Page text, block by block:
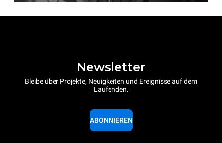
Newsletter
Bleibe über Projekte, Neuigkeiten und Ereignisse auf dem
Laufenden.
ABONNIEREN